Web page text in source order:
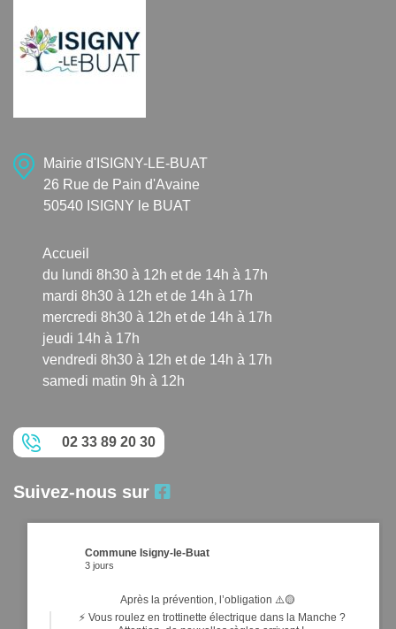
Mairie d'ISIGNY-LE-BUAT
26 Rue de Pain d'Avaine
50540 ISIGNY le BUAT
Accueil
du lundi 8h30 à 12h et de 14h à 17h
mardi 8h30 à 12h et de 14h à 17h
mercredi 8h30 à 12h et de 14h à 17h
jeudi 14h à 17h
vendredi 8h30 à 12h et de 14h à 17h
samedi matin 9h à 12h
02 33 89 20 30
Suivez-nous sur
Commune Isigny-le-Buat
3 jours
Après la prévention, l’obligation ⚠️🟡
⚡ Vous roulez en trottinette électrique dans la Manche ?